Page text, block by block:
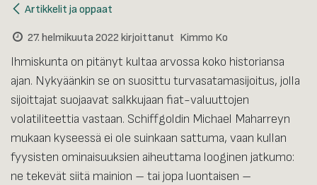
Artikkelit ja oppaat
27. helmikuuta 2022 kirjoittanut Kimmo Ko
Ihmiskunta on pitänyt kultaa arvossa koko historiansa
ajan. Nykyäänkin se on suosittu turvasatamasijoitus, jolla
sijoittajat suojaavat salkkujaan fiat-valuuttojen
volatiliteettia vastaan. Schiffgoldin Michael Maharreyn
mukaan kyseessä ei ole suinkaan sattuma, vaan kullan
fyysisten ominaisuuksien aiheuttama looginen jatkumo:
ne tekevät siitä mainion – tai jopa luontaisen –